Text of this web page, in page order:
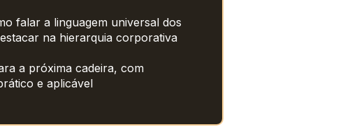
falar a linguagem universal dos
na hierarquia corporativa
a próxima cadeira, com
e aplicável